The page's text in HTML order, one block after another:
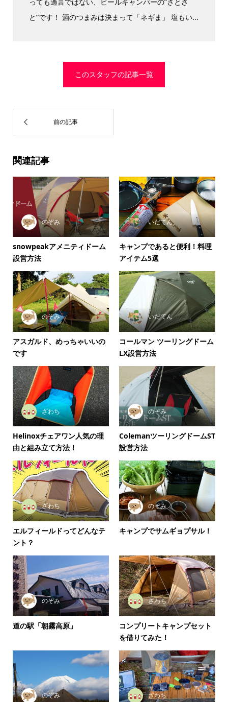
と”です！ 酒のつまみは決まって「ネギま」 塩もい...
このスタッフの記事一覧
関連記事
のぞみ
snowpeakアメニティドーム
設営方法
いだてん
キャンプであると便利！料理
アイテム5選
のぞみ
アスガルド、めっちゃいいの
です
いだてん
コールマン ツーリングドーム
LX設営方法
ざわち
Helinoxチェアワン人気の理
由と組み立て方法！
のぞみ
ColemanツーリングドームST
設営方法
ざわち
エルフィールドってどんなテ
ント？
のぞみ
キャンプでサムギョプサル！
のぞみ
道の駅「朝霧高原」
ざわち
コンプリートキャンプセット
を借りてみた！
のぞみ ざわち